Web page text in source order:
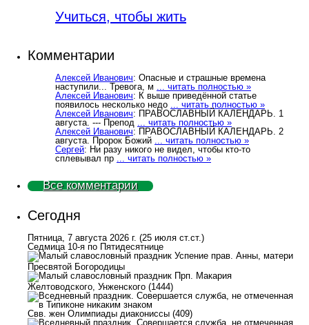
Учиться, чтобы жить
Комментарии
Алексей Иванович: Опасные и страшные времена
наступили... Тревога, м
... читать полностью »
Алексей Иванович: К выше приведённой статье
появилось несколько недо
... читать полностью »
Алексей Иванович: ПРАВОСЛАВНЫЙ КАЛЕНДАРЬ. 1
августа. --- Препод
... читать полностью »
Алексей Иванович: ПРАВОСЛАВНЫЙ КАЛЕНДАРЬ. 2
августа. Пророк Божий
... читать полностью »
Сергей: Ни разу никого не видел, чтобы кто-то
сплевывал пр ... читать полностью »
Все комментарии
Сегодня
Пятница, 7 августа 2026 г. (25 июля ст.ст.)
Седмица 10-я по Пятидесятнице
Успение прав. Анны, матери
Пресвятой Богородицы
Прп. Макария
Желтоводского, Унженского (1444)
Свв. жен Олимпиады диакониссы (409)